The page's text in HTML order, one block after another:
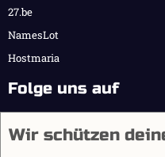
27.be
NamesLot
Hostmaria
Folge uns auf
Wir schützen